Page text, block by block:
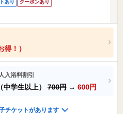
あり クーポンあり
！）
入浴料割引
中学生以上） 700円 → 600円
チケットがあります